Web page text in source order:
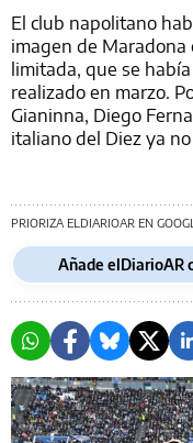
El club napolitano
imagen de Maradona
limitada, que se
realizado en marzo.
Gianinna, Diego
italiano del Diez ya
PRIORIZA ELDIARIOAR EN
Añade elDiarioAR